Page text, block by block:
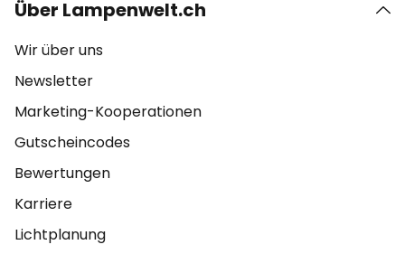
Über Lampenwelt.ch
Wir über uns
Newsletter
Marketing-Kooperationen
Gutscheincodes
Bewertungen
Karriere
Lichtplanung